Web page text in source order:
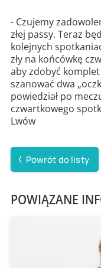
- Czujemy
złej passy. Teraz
kolejnych
zły na końcówkę
aby zdobyć
szanować dwa
powiedział po
czwartkowego
Lwów
Powrót do listy
POWIĄZANE